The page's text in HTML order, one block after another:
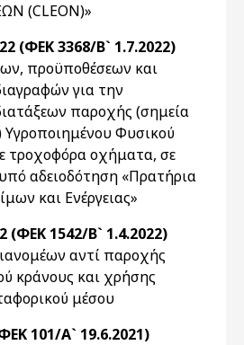
(CLEON)»
(ΦΕΚ 3368/Β` 1.7.2022)
προϋποθέσεων και
για την
παροχής (σημεία
Φυσικού
τροχοφόρα οχήματα, σε
αδειοδότηση «Πρατήρια
και Ενέργειας»
(ΦΕΚ 1542/Β` 1.4.2022)
αντί παροχής
κράνους και χρήσης
μέσου
101/Α` 19.6.2021)